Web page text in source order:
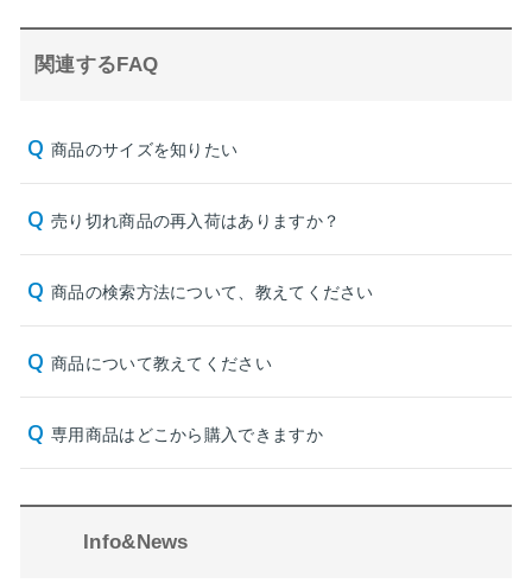
関連するFAQ
商品のサイズを知りたい
売り切れ商品の再入荷はありますか？
商品の検索方法について、教えてください
商品について教えてください
専用商品はどこから購入できますか
Info&News